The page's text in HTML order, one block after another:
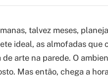
talvez meses,
ideal, as almofadas que
de arte na parede. O
Mas então, chega a